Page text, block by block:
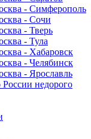
- Симферополь
- Сочи
- Тверь
- Тула
- Хабаровск
- Челябинск
- Ярославль
России недорого